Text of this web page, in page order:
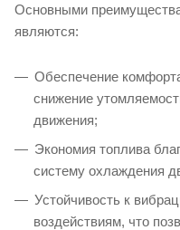
Основными
являются:
Обеспечение
снижение
движения;
Экономия топлива
систему охлаждения
Устойчивость к
воздействиям, что